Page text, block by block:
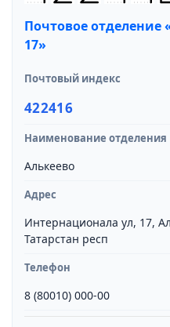
Почтовое отделение
17»
Почтовый индекс
422416
Наименование отделения
Алькеево
Адрес
Интернационала ул, 17,
Татарстан респ
Телефон
8 (80010) 000-00